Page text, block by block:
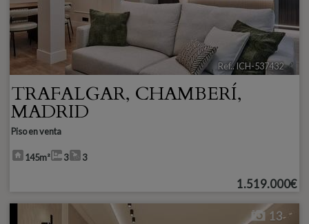
Ref.. ICH-537432🔗
TRAFALGAR, CHAMBERÍ,
MADRID
Piso en venta
145m² 3 3
1.519.000€
13